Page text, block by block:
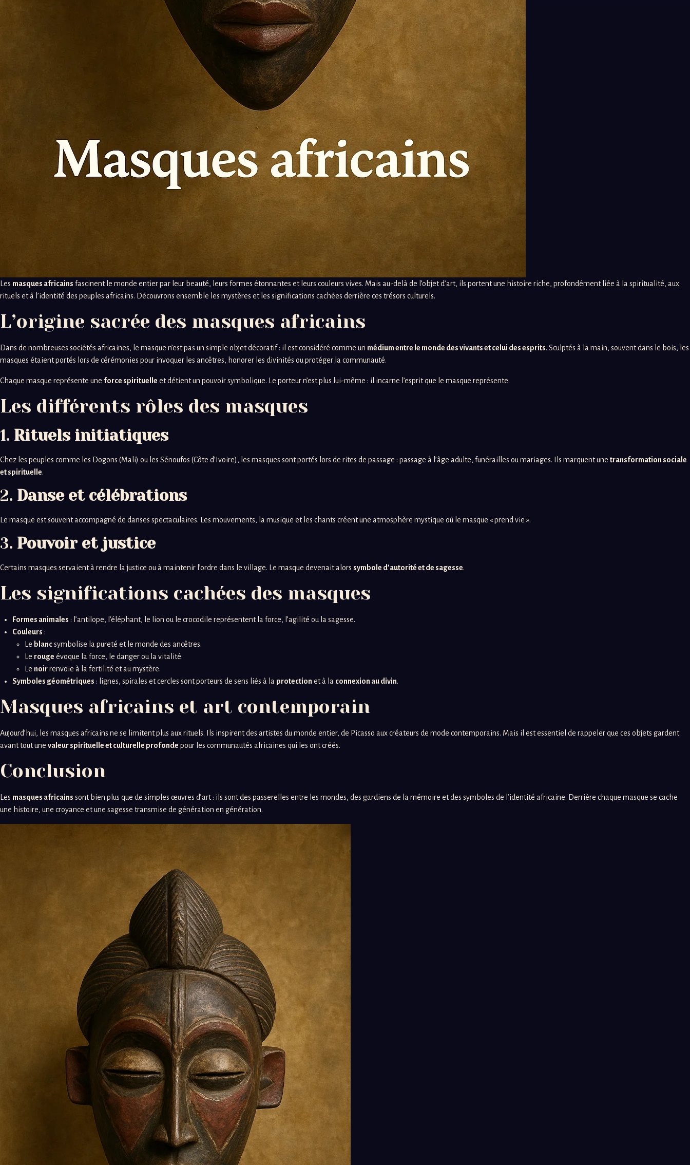
Les masques africains fascinent le monde entier par leur beauté, leurs formes étonnantes et leurs couleurs vives. Mais au-delà de l’objet d’art, ils portent une histoire riche, profondément liée à la spiritualité, aux
rituels et à l’identité des peuples africains. Découvrons ensemble les mystères et les significations cachées derrière ces trésors culturels.
L’origine sacrée des masques africains
Dans de nombreuses sociétés africaines, le masque n’est pas un simple objet décoratif : il est considéré comme un médium entre le monde des vivants et celui des esprits. Sculptés à la main, souvent dans le bois, les
masques étaient portés lors de cérémonies pour invoquer les ancêtres, honorer les divinités ou protéger la communauté.
Chaque masque représente une force spirituelle et détient un pouvoir symbolique. Le porteur n’est plus lui-même : il incarne l’esprit que le masque représente.
Les différents rôles des masques
1. Rituels initiatiques
Chez les peuples comme les Dogons (Mali) ou les Sénoufos (Côte d’Ivoire), les masques sont portés lors de rites de passage : passage à l’âge adulte, funérailles ou mariages. Ils marquent une transformation sociale
et spirituelle.
2. Danse et célébrations
Le masque est souvent accompagné de danses spectaculaires. Les mouvements, la musique et les chants créent une atmosphère mystique où le masque « prend vie ».
3. Pouvoir et justice
Certains masques servaient à rendre la justice ou à maintenir l’ordre dans le village. Le masque devenait alors symbole d’autorité et de sagesse.
Les significations cachées des masques
Formes animales : l’antilope, l’éléphant, le lion ou le crocodile représentent la force, l’agilité ou la sagesse.
Couleurs :
Le blancsymbolise la pureté et le monde des ancêtres.
Le rouge évoque la force, le danger ou la vitalité.
Le noirrenvoie à la fertilité et au mystère.
Symboles géométriques : lignes, spirales et cercles sont porteurs de sens liés à la protection et à la connexion au divin.
Masques africains et art contemporain
Aujourd’hui, les masques africains ne se limitent plus aux rituels. Ils inspirent des artistes du monde entier, de Picasso aux créateurs de mode contemporains. Mais il est essentiel de rappeler que ces objets gardent
avant tout une valeur spirituelle et culturelle profonde pour les communautés africaines qui les ont créés.
Conclusion
Les masques africains sont bien plus que de simples œuvres d’art : ils sont des passerelles entre les mondes, des gardiens de la mémoire et des symboles de l’identité africaine. Derrière chaque masque se cache
une histoire, une croyance et une sagesse transmise de génération en génération.